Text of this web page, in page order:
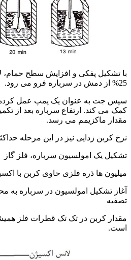
با تشکیل پفکی و افزایش سطح حمام،
25% از دمش در سرباره فرو می رود.
سپس جت به عنوان یک پمپ عمل کرده و
مقدار ماکزیمم می رسد.
نرخ کربن زدایی نیز در این مرحله
تشکیل یک امولسیون سرباره، فلز گاز
میلیون ها ذره فلزی حاوی کربن با
آغاز تشکیل امولسیون در سرباره
تصفیه
مقدار کربن در تک تک قطرات فلز
است.